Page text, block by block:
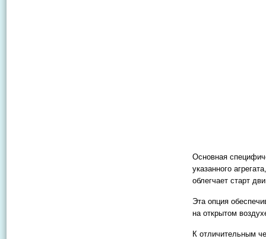
Основная
указанного
облегчает старт
Эта опция
на открытом
К отличительным